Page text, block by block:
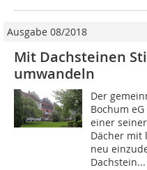
Ausgabe 08/2018
Mit Dachsteinen
umwandeln
Der
Bochum
einer
Dächer mit
neu
Dachstein...